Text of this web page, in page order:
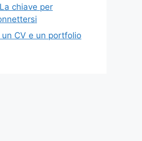
chiave per
un CV e un portfolio